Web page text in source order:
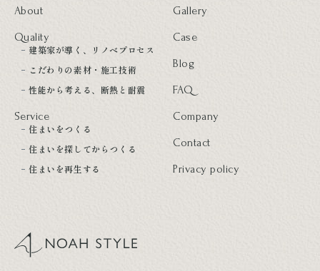
About
Quality
建築家が導く、リノベプロセス
こだわりの素材・施工技術
性能から考える、断熱と耐震
Service
住まいをつくる
住まいを探してからつくる
住まいを再生する
Gallery
Case
Blog
FAQ
Company
Contact
Privacy policy
noah style